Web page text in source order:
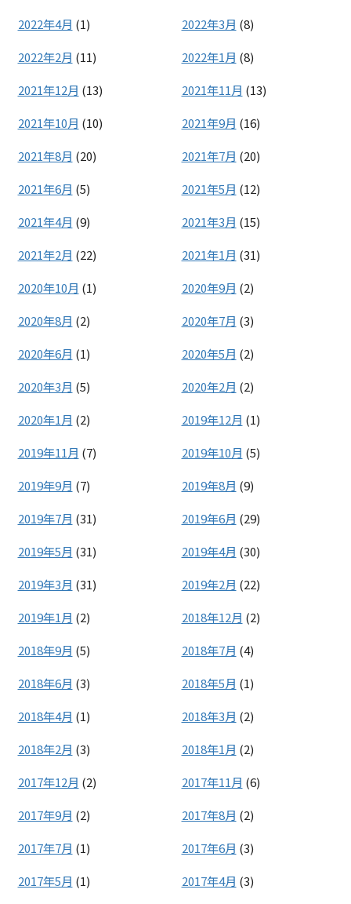
2022年4月 (1) 2022年3月 (8)
2022年2月 (11) 2022年1月 (8)
2021年12月 (13) 2021年11月 (13)
2021年10月 (10) 2021年9月 (16)
2021年8月 (20) 2021年7月 (20)
2021年6月 (5) 2021年5月 (12)
2021年4月 (9) 2021年3月 (15)
2021年2月 (22) 2021年1月 (31)
2020年10月 (1) 2020年9月 (2)
2020年8月 (2) 2020年7月 (3)
2020年6月 (1) 2020年5月 (2)
2020年3月 (5) 2020年2月 (2)
2020年1月 (2) 2019年12月 (1)
2019年11月 (7) 2019年10月 (5)
2019年9月 (7) 2019年8月 (9)
2019年7月 (31) 2019年6月 (29)
2019年5月 (31) 2019年4月 (30)
2019年3月 (31) 2019年2月 (22)
2019年1月 (2) 2018年12月 (2)
2018年9月 (5) 2018年7月 (4)
2018年6月 (3) 2018年5月 (1)
2018年4月 (1) 2018年3月 (2)
2018年2月 (3) 2018年1月 (2)
2017年12月 (2) 2017年11月 (6)
2017年9月 (2) 2017年8月 (2)
2017年7月 (1) 2017年6月 (3)
2017年5月 (1) 2017年4月 (3)